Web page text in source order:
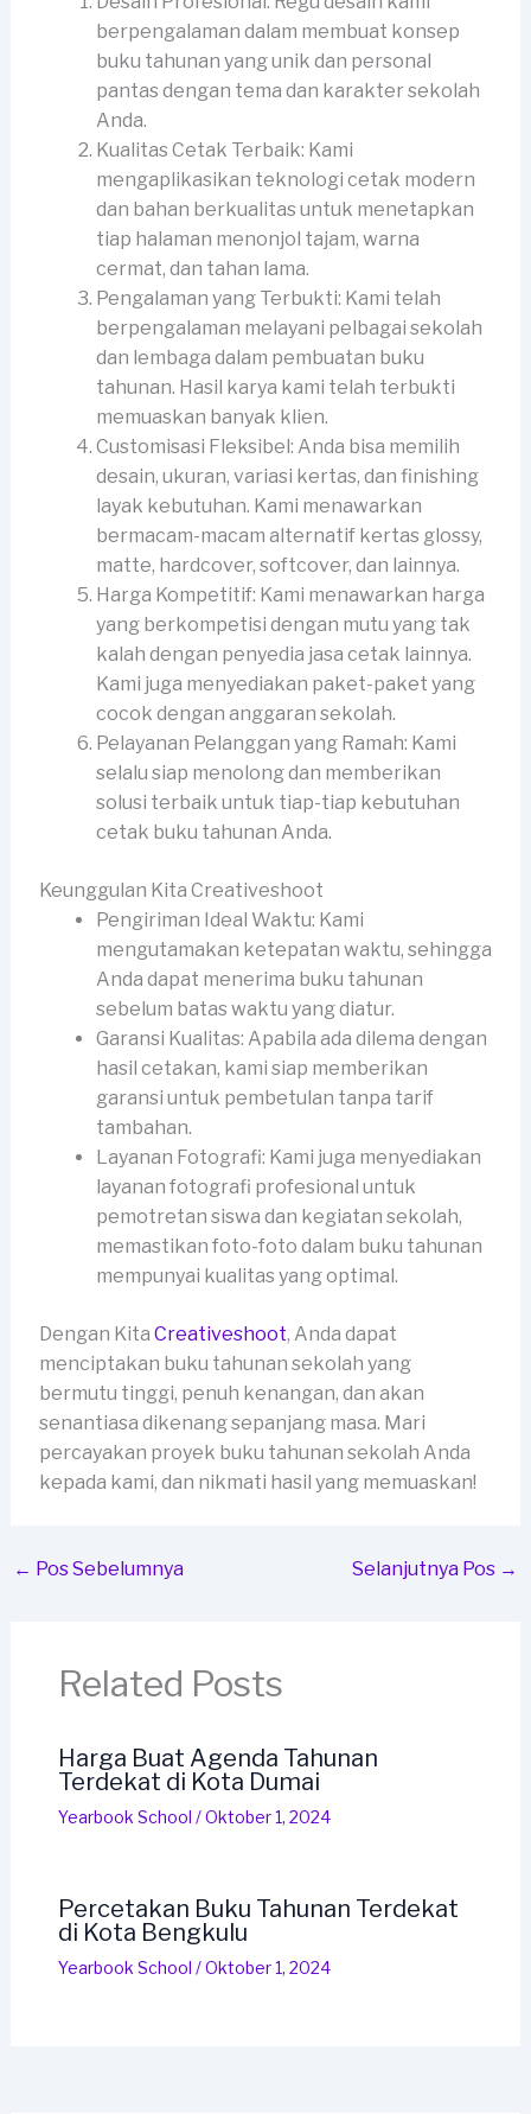
berpengalaman dalam membuat konsep
buku tahunan yang unik dan personal
pantas dengan tema dan karakter sekolah
Anda.
Kualitas Cetak Terbaik: Kami
mengaplikasikan teknologi cetak modern
dan bahan berkualitas untuk menetapkan
tiap halaman menonjol tajam, warna
cermat, dan tahan lama.
Pengalaman yang Terbukti: Kami telah
berpengalaman melayani pelbagai sekolah
dan lembaga dalam pembuatan buku
tahunan. Hasil karya kami telah terbukti
memuaskan banyak klien.
Customisasi Fleksibel: Anda bisa memilih
desain, ukuran, variasi kertas, dan finishing
layak kebutuhan. Kami menawarkan
bermacam-macam alternatif kertas glossy,
matte, hardcover, softcover, dan lainnya.
Harga Kompetitif: Kami menawarkan harga
yang berkompetisi dengan mutu yang tak
kalah dengan penyedia jasa cetak lainnya.
Kami juga menyediakan paket-paket yang
cocok dengan anggaran sekolah.
Pelayanan Pelanggan yang Ramah: Kami
selalu siap menolong dan memberikan
solusi terbaik untuk tiap-tiap kebutuhan
cetak buku tahunan Anda.
Keunggulan Kita Creativeshoot
Pengiriman Ideal Waktu: Kami
mengutamakan ketepatan waktu, sehingga
Anda dapat menerima buku tahunan
sebelum batas waktu yang diatur.
Garansi Kualitas: Apabila ada dilema dengan
hasil cetakan, kami siap memberikan
garansi untuk pembetulan tanpa tarif
tambahan.
Layanan Fotografi: Kami juga menyediakan
layanan fotografi profesional untuk
pemotretan siswa dan kegiatan sekolah,
memastikan foto-foto dalam buku tahunan
mempunyai kualitas yang optimal.
Dengan Kita Creativeshoot, Anda dapat
menciptakan buku tahunan sekolah yang
bermutu tinggi, penuh kenangan, dan akan
senantiasa dikenang sepanjang masa. Mari
percayakan proyek buku tahunan sekolah Anda
kepada kami, dan nikmati hasil yang memuaskan!
← Pos Sebelumnya Selanjutnya Pos →
Related Posts
Harga Buat Agenda Tahunan
Terdekat di Kota Dumai
Yearbook School /Oktober 1, 2024
Percetakan Buku Tahunan Terdekat
di Kota Bengkulu
Yearbook School /Oktober 1, 2024